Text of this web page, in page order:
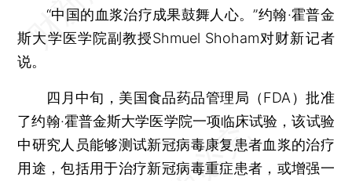
“中国的血浆治疗成果鼓舞人心。”约翰·霍普金
斯大学医学院副教授Shmuel Shoham对财新记者
说。
四月中旬，美国食品药品管理局（FDA）批准
了约翰·霍普金斯大学医学院一项临床试验，该试验
中研究人员能够测试新冠病毒康复患者血浆的治疗
用途，包括用于治疗新冠病毒重症患者，或增强一